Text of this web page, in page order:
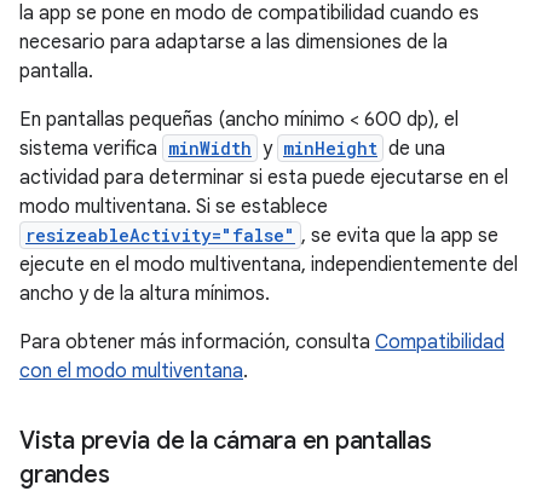
la app se pone en modo de compatibilidad cuando es
necesario para adaptarse a las dimensiones de la
pantalla.
En pantallas pequeñas (ancho mínimo < 600 dp), el
sistema verifica minWidth y minHeight de una
actividad para determinar si esta puede ejecutarse en el
modo multiventana. Si se establece
resizeableActivity="false" , se evita que la app se
ejecute en el modo multiventana, independientemente del
ancho y de la altura mínimos.
Para obtener más información, consulta Compatibilidad
con el modo multiventana.
Vista previa de la cámara en pantallas
grandes